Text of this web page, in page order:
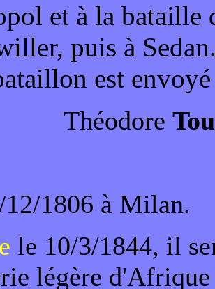
et à la
puis à
est
Théodore
1806 à Milan.
le 10/3/1844, il
légère